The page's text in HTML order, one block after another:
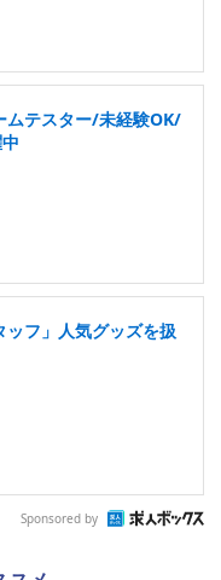
ムテスター/未経験OK/
ッフ」人気グッズを扱
Sponsored by